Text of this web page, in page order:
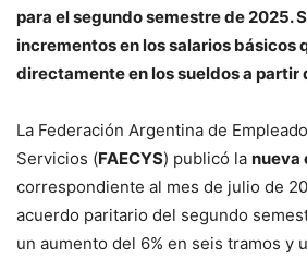
para el segundo semestre de 2025.
incrementos en los salarios básicos
directamente en los sueldos a partir
La Federación Argentina de
Servicios (FAECYS) publicó la nueva
correspondiente al mes de julio de
acuerdo paritario del segundo
un aumento del 6% en seis tramos y